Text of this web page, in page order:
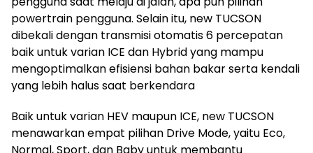
powertrain pengguna. Selain itu, new TUCSON
dibekali dengan transmisi otomatis 6 percepatan
baik untuk varian ICE dan Hybrid yang mampu
mengoptimalkan efisiensi bahan bakar serta kendali
yang lebih halus saat berkendara
Baik untuk varian HEV maupun ICE, new TUCSON
menawarkan empat pilihan Drive Mode, yaitu Eco,